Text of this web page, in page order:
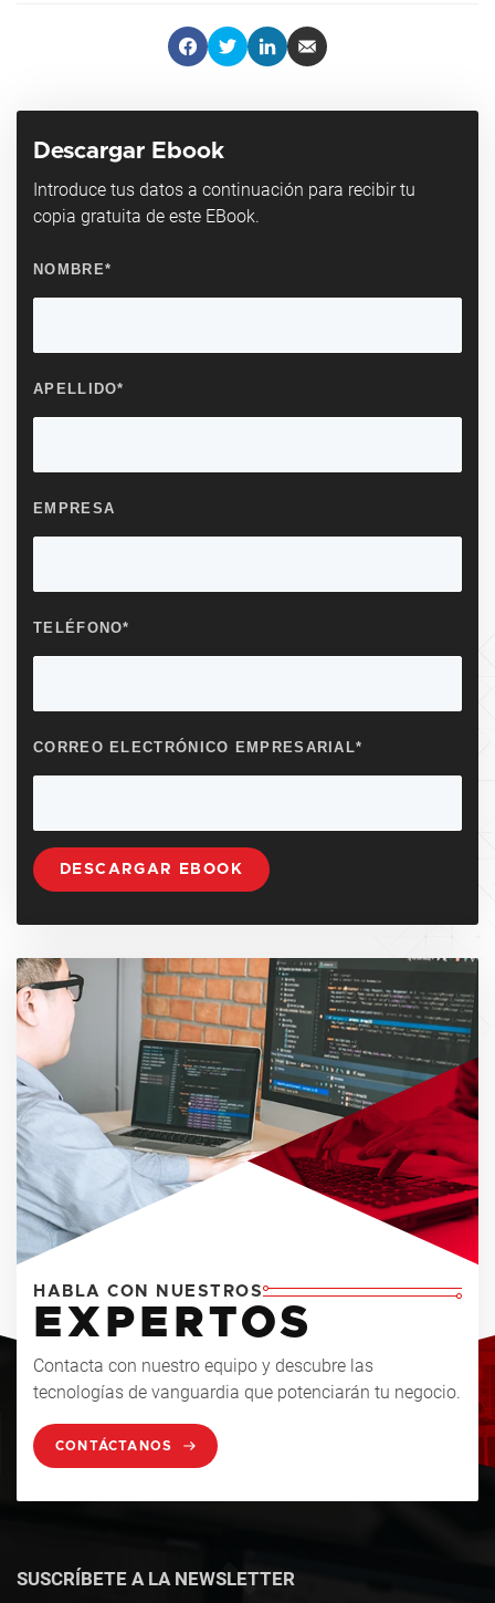
Descargar Ebook
Introduce tus datos a continuación para recibir tu
copia gratuita de este EBook.
HABLA CON NUESTROS
EXPERTOS
Contacta con nuestro equipo y descubre las
tecnologías de vanguardia que potenciarán tu negocio.
CONTÁCTANOS
SUSCRÍBETE A LA NEWSLETTER